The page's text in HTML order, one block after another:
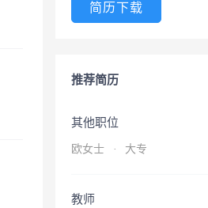
简历下载
推荐简历
其他职位
欧女士 · 大专
教师